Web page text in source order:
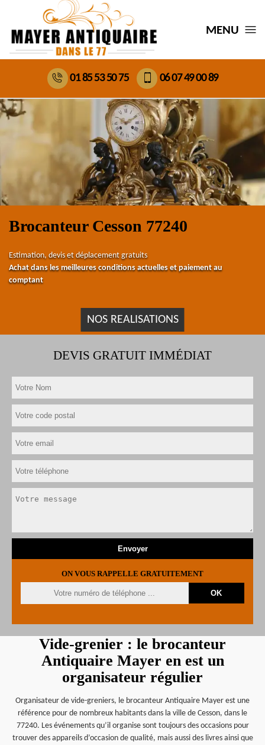
MENU
01 85 53 50 75 06 07 49 00 89
Brocanteur Cesson 77240
Estimation, devis et déplacement gratuits
Achat dans les meilleures conditions actuelles et paiement au
comptant
NOS REALISATIONS
DEVIS GRATUIT IMMÉDIAT
ON VOUS RAPPELLE GRATUITEMENT
Vide-grenier : le brocanteur
Antiquaire Mayer en est un
organisateur régulier
Organisateur de vide-greniers, le brocanteur Antiquaire Mayer est une
référence pour de nombreux habitants dans la ville de Cesson, dans le
77240. Les événements qu’il organise sont toujours des occasions pour
trouver des appareils d’occasion de qualité, mais aussi des livres ainsi que